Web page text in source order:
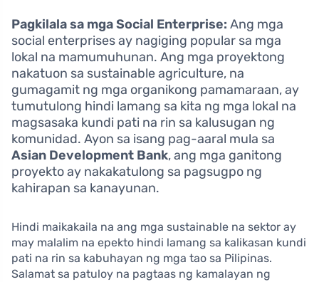
Pagkilala sa mga Social Enterprise: Ang mga
social enterprises ay nagiging popular sa mga
lokal na mamumuhunan. Ang mga proyektong
nakatuon sa sustainable agriculture, na
gumagamit ng mga organikong pamamaraan, ay
tumutulong hindi lamang sa kita ng mga lokal na
magsasaka kundi pati na rin sa kalusugan ng
komunidad. Ayon sa isang pag-aaral mula sa
Asian Development Bank, ang mga ganitong
proyekto ay nakakatulong sa pagsugpo ng
kahirapan sa kanayunan.
Hindi maikakaila na ang mga sustainable na sektor ay
may malalim na epekto hindi lamang sa kalikasan kundi
pati na rin sa kabuhayan ng mga tao sa Pilipinas.
Salamat sa patuloy na pagtaas ng kamalayan ng